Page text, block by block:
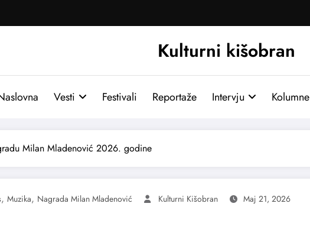
Kulturni kišobran
Vesti Festivali Reportaže Intervju Kolumne
Milan Mladenović 2026. godine
, Muzika, Nagrada Milan Mladenović Kulturni Kišobran Maj 21, 2026